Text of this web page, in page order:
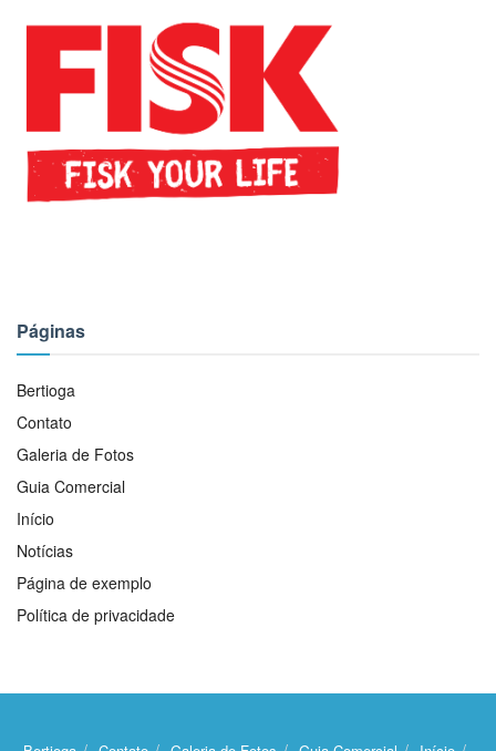
Páginas
Bertioga
Contato
Galeria de Fotos
Guia Comercial
Início
Notícias
Página de exemplo
Política de privacidade